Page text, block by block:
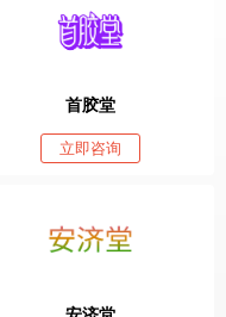
首胶堂
立即咨询